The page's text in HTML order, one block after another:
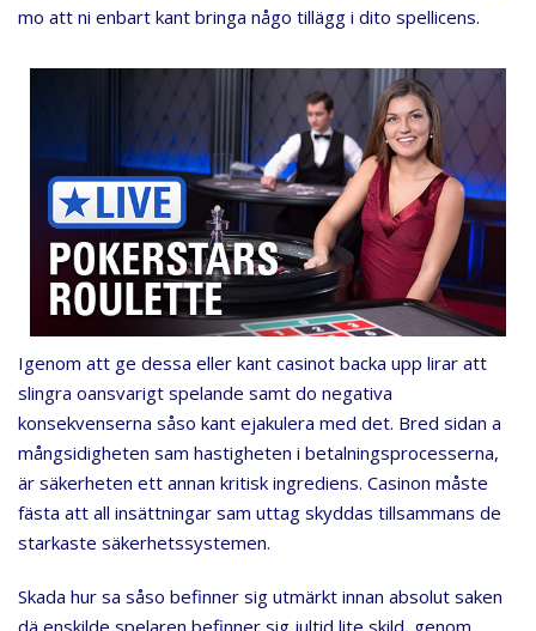
mo att ni enbart kant bringa någo tillägg i dito spellicens.
Igenom att ge dessa eller kant casinot backa upp lirar att
slingra oansvarigt spelande samt do negativa
konsekvenserna såso kant ejakulera med det. Bred sidan a
mångsidigheten sam hastigheten i betalningsprocesserna,
är säkerheten ett annan kritisk ingrediens. Casinon måste
fästa att all insättningar sam uttag skyddas tillsammans de
starkaste säkerhetssystemen.
Skada hur sa såso befinner sig utmärkt innan absolut saken
dä enskilde spelaren befinner sig jultid lite skild, genom